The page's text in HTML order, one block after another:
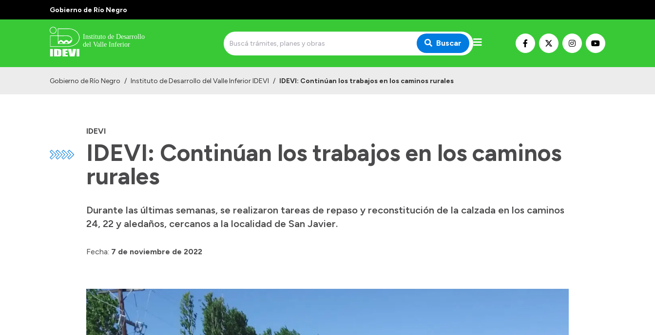
Gobierno de Río Negro
Buscar
Gobierno de Río Negro / Instituto de Desarrollo del Valle Inferior IDEVI / IDEVI: Continúan los trabajos en los caminos rurales
IDEVI
IDEVI: Continúan los trabajos en los caminos
rurales
Durante las últimas semanas, se realizaron tareas de repaso y reconstitución de la calzada en los caminos
24, 22 y aledaños, cercanos a la localidad de San Javier.
Fecha: 7 de noviembre de 2022